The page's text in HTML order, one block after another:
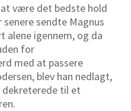
være det bedste hold
sendte Magnus
alene igennem, og da
for
med at passere
blev han nedlagt,
til et